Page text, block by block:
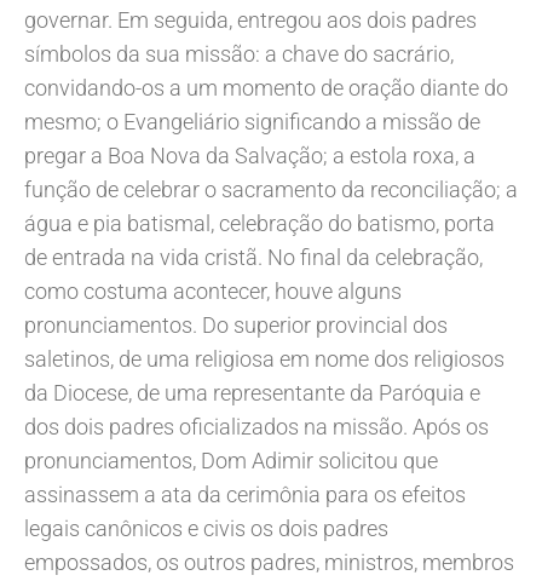
governar. Em seguida, entregou aos dois padres
símbolos da sua missão: a chave do sacrário,
convidando-os a um momento de oração diante do
mesmo; o Evangeliário significando a missão de
pregar a Boa Nova da Salvação; a estola roxa, a
função de celebrar o sacramento da reconciliação; a
água e pia batismal, celebração do batismo, porta
de entrada na vida cristã. No final da celebração,
como costuma acontecer, houve alguns
pronunciamentos. Do superior provincial dos
saletinos, de uma religiosa em nome dos religiosos
da Diocese, de uma representante da Paróquia e
dos dois padres oficializados na missão. Após os
pronunciamentos, Dom Adimir solicitou que
assinassem a ata da cerimônia para os efeitos
legais canônicos e civis os dois padres
empossados, os outros padres, ministros, membros